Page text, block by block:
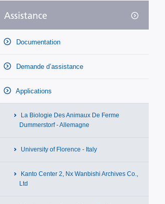
Assistance
Documentation
Demande d’assistance
Applications
La Biologie Des Animaux De Ferme
Dummerstorf - Allemagne
University of Florence - Italy
Kanto Center 2, Nx Wanbishi Archives Co.,
Ltd